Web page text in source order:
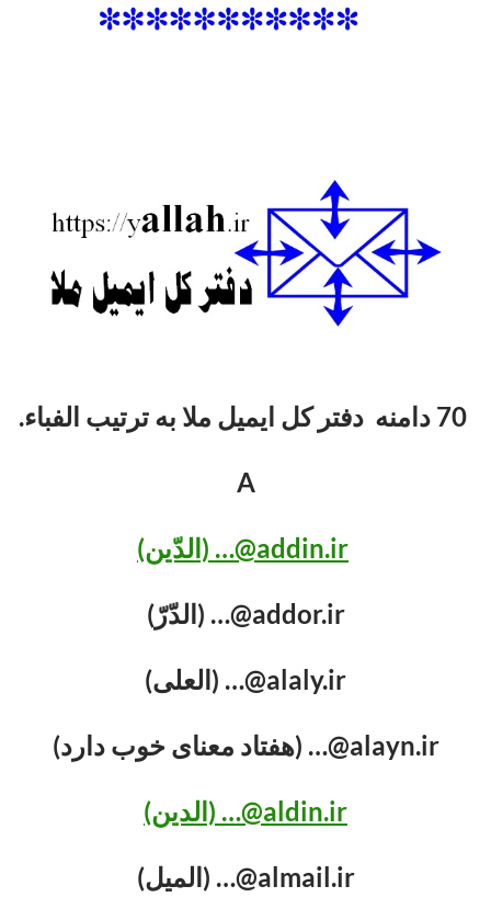
A
addin.ir@… (الدّین)
addor.ir@… (الدّرّ)
alaly.ir@… (العلی)
alayn.ir@… (هفتاد معنای خوب دارد)
aldin.ir@… (الدین)
almail.ir@… (المیل)